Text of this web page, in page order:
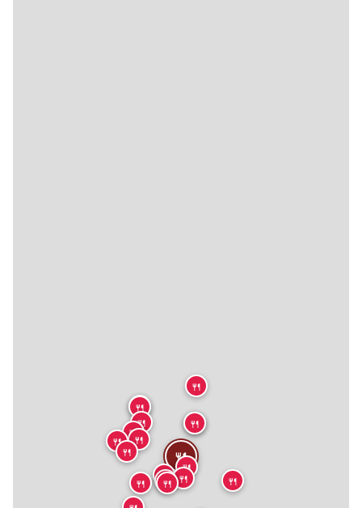
🍴
🍴
🍴
🍴
🍴
🍴
🍴
🍴
🍴
🍴
🍴
🍴
🍴
🍴
🍴
🍴
🍴
🍴